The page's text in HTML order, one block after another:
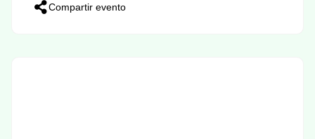
Compartir evento